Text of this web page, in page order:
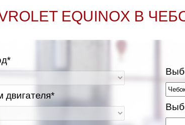
EQUINOX В
двигателя*